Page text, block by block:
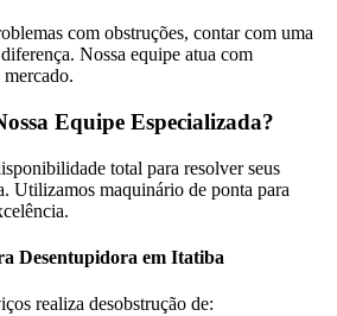
com obstruções, contar com uma
Nossa equipe atua com
Equipe Especializada?
total para resolver seus
Utilizamos maquinário de ponta para
Desentupidora em Itatiba
realiza desobstrução de: